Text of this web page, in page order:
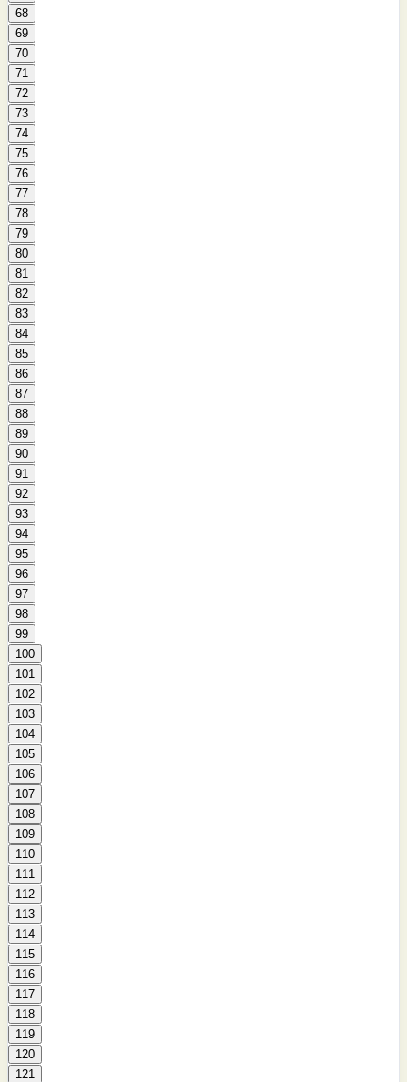
68
69
70
71
72
73
74
75
76
77
78
79
80
81
82
83
84
85
86
87
88
89
90
91
92
93
94
95
96
97
98
99
100
101
102
103
104
105
106
107
108
109
110
111
112
113
114
115
116
117
118
119
120
121